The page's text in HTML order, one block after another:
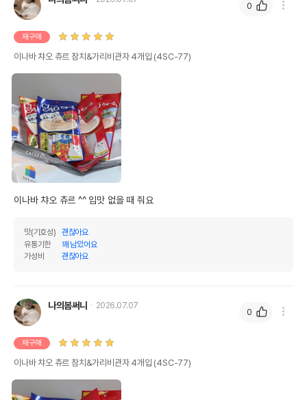
재구매
이나바 챠오 츄르 참치&가리비관자 4개입 (4SC-77)
이나바 챠오 츄르 ^^ 입맛 없을 때 줘요
맛(기호성)
괜찮아요
유통기한
꽤 남았어요
가성비
괜찮아요
0
나의봄써니 2026.07.07
재구매
이나바 챠오 츄르 참치&가리비관자 4개입 (4SC-77)
0